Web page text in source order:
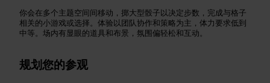
你会在多个主题空间间移动，掷大型骰子以决定步数，完成与格子
相关的小游戏或选择。体验以团队协作和策略为主，体力要求低到
中等。场内有显眼的道具和布景，氛围偏轻松和互动。
规划您的参观